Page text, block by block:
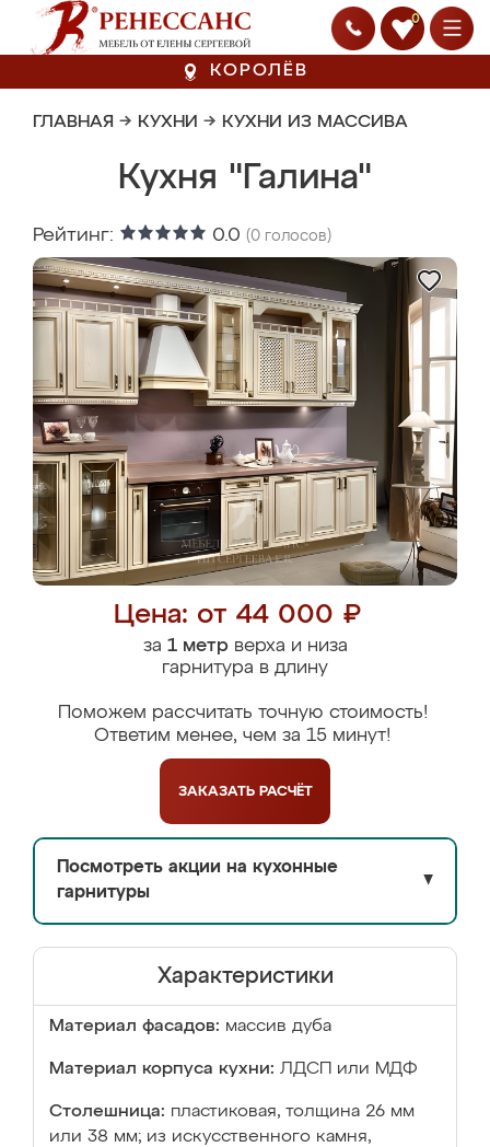
0
КОРОЛЁВ
ГЛАВНАЯ → КУХНИ → КУХНИ ИЗ МАССИВА
Кухня "Галина"
Рейтинг: 0.0 (0 голосов)
Цена: от 44 000 ₽
за 1 метрверха и низа
гарнитура в длину
Поможем рассчитать точную стоимость!
Ответим менее, чем за 15 минут!
ЗАКАЗАТЬ РАСЧЁТ
Посмотреть акции на кухонные
гарнитуры
▼
Характеристики
Материал фасадов: массив дуба
Материал корпуса кухни: ЛДСП или МДФ
Столешница: пластиковая, толщина 26 мм
или 38 мм; из искусственного камня,